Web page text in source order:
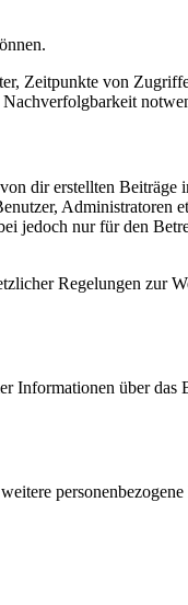
Zeitpunkte von
dir erstellten
Administratoren
jedoch nur für den
Regelungen zur
Informationen über